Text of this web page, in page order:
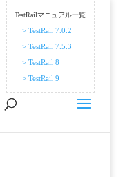
TestRailマニュアル一覧
> TestRail 7.0.2
> TestRail 7.5.3
> TestRail 8
> TestRail 9